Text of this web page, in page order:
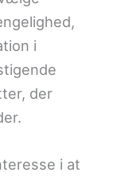
i
der
i at